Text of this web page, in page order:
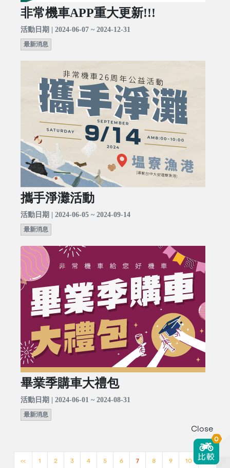
非常機車APP重大更新!!!
活動日期 | 2024-06-07 ~ 2024-12-31
最新消息
攜手淨灘活動
活動日期 | 2024-06-05 ~ 2024-09-14
最新消息
畢業季購車大禮包
活動日期 | 2024-06-01 ~ 2024-08-31
最新消息
<< 1 2 3 4 5 6 7 8 9 10 >>
Close
0